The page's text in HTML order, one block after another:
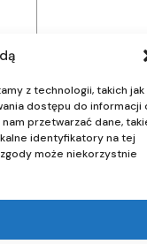
z technologii, takich jak
dostępu do informacji
przetwarzać dane,
identyfikatory na tej
może niekorzystnie